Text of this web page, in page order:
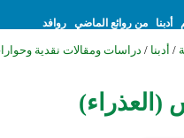
أدبنا من روائع الماضي روافد
/ أدبنا / دراسات ومقالات نقدية